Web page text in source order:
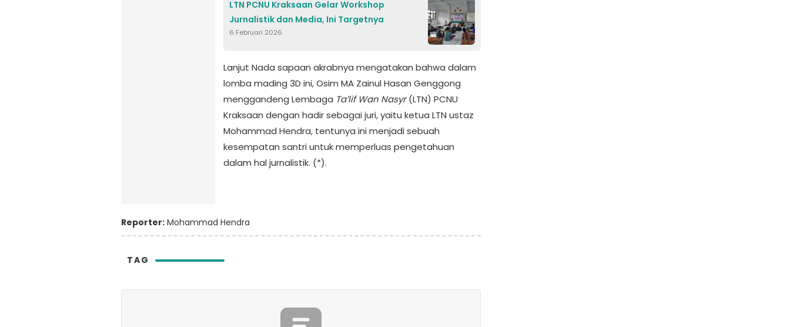
LTN PCNU Kraksaan Gelar Workshop
Jurnalistik dan Media, Ini Targetnya
6 Februari 2026
Lanjut Nada sapaan akrabnya mengatakan bahwa dalam
lomba mading 3D ini, Osim MA Zainul Hasan Genggong
menggandeng Lembaga Ta’lif Wan Nasyr(LTN) PCNU
Kraksaan dengan hadir sebagai juri, yaitu ketua LTN ustaz
Mohammad Hendra, tentunya ini menjadi sebuah
kesempatan santri untuk memperluas pengetahuan
dalam hal jurnalistik. (*).
Reporter: Mohammad Hendra
TAG